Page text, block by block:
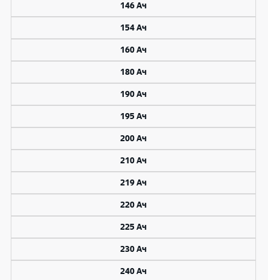
146 Ач
154 Ач
160 Ач
180 Ач
190 Ач
195 Ач
200 Ач
210 Ач
219 Ач
220 Ач
225 Ач
230 Ач
240 Ач